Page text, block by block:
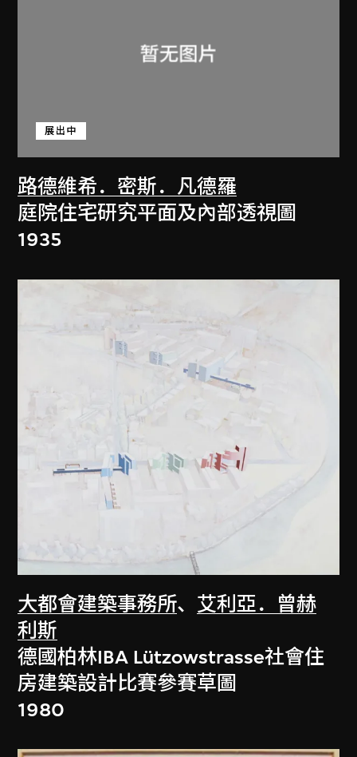
路德維希．密斯．凡德羅
展出中
庭院住宅研究平面及內部透視圖
1935
大都會建築事務所、 艾利亞．曾赫
利斯
德國柏林IBA Lützowstrasse社會住
房建築設計比賽參賽草圖
1980